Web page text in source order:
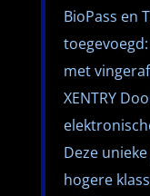
BioPass en
met
XENTRY
Deze
hogere